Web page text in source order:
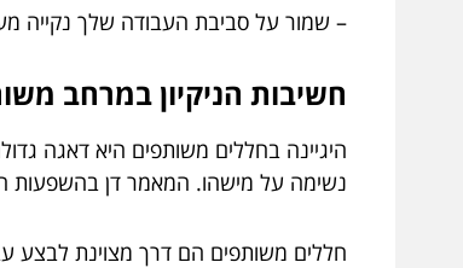
– שמור על סביבת העבודה שלך נקייה
חשיבות הניקיון במרחב
היגיינה בחללים משותפים היא דאגה
נשימה על מישהו. המאמר דן בהשפעות
חללים משותפים הם דרך מצוינת לבצע